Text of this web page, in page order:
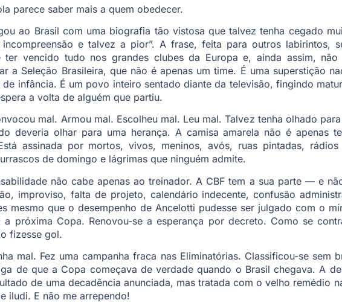
parece saber mais a quem obedecer.
ao Brasil com uma biografia tão vistosa que talvez tenha cegado
e talvez a pior”. A frase, feita para outros labirintos,
ter vencido tudo nos grandes clubes da Europa e, ainda assim, não
a Seleção Brasileira, que não é apenas um time. É uma superstição
de infância. É um povo inteiro sentado diante da televisão, fingindo
a volta de alguém que partiu.
mal. Armou mal. Escolheu mal. Leu mal. Talvez tenha olhado
deveria olhar para uma herança. A camisa amarela não é apenas
assinada por mortos, vivos, meninos, avós, ruas pintadas,
de domingo e lágrimas que ninguém admite.
não cabe apenas ao treinador. A CBF tem a sua parte — e
improviso, falta de projeto, calendário indecente, confusão
mesmo que o desempenho de Ancelotti pudesse ser julgado com o
a próxima Copa. Renovou-se a esperança por decreto. Como se
fizesse gol.
mal. Fez uma campanha fraca nas Eliminatórias. Classificou-se sem
de que a Copa começava de verdade quando o Brasil chegava. A
de uma decadência anunciada, mas tratada com o velho remédio
iludi. E não me arrependo!